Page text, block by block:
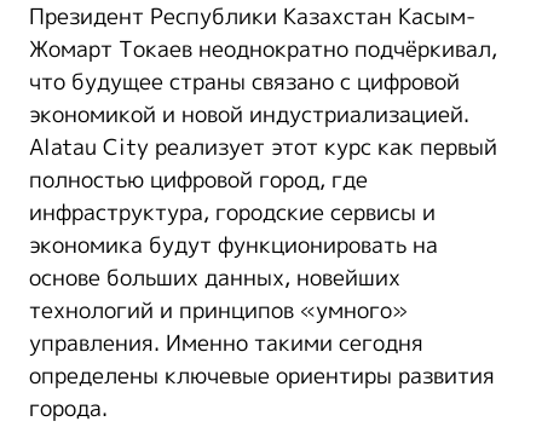
Президент Республики Казахстан Касым-
Жомарт Токаев неоднократно подчёркивал,
что будущее страны связано с цифровой
экономикой и новой индустриализацией.
Alatau City реализует этот курс как первый
полностью цифровой город, где
инфраструктура, городские сервисы и
экономика будут функционировать на
основе больших данных, новейших
технологий и принципов «умного»
управления. Именно такими сегодня
определены ключевые ориентиры развития
города.